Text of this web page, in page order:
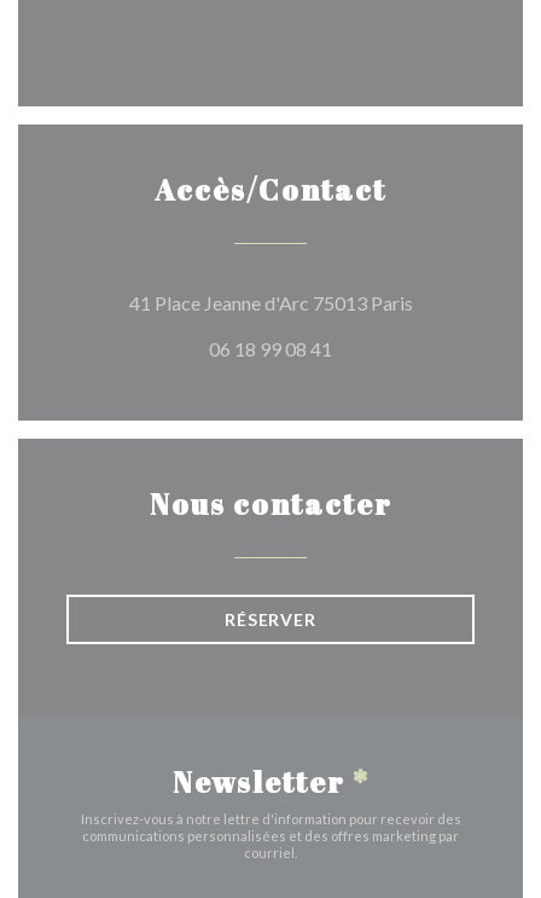
Accès/Contact
41 Place Jeanne d'Arc 75013 Paris((ouvre une
06 18 99 08 41
Nous contacter
RÉSERVER
Newsletter *
Inscrivez-vous à notre lettre d'information pour recevoir des
communications personnalisées et des offres marketing par
courriel.